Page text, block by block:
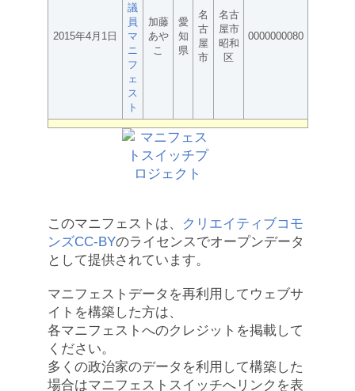
2015年4月1日
議
員
マ
ニ
フ
ェ
ス
ト
加藤
あや
こ
愛
知
県
名
古
屋
市
名古
屋市
昭和
区
0000000080
このマニフェストは、
クリエイティブコモ
ンズCC-BYのライセンスでオープンデータ
として提供されています。
マニフェストデータを再利用してウェブサ
イトを構築した方は、
各マニフェストへのクレジットを掲載して
ください。
多くの政治家のデータを利用して構築した
場合はマニフェストスイッチへリンクを表